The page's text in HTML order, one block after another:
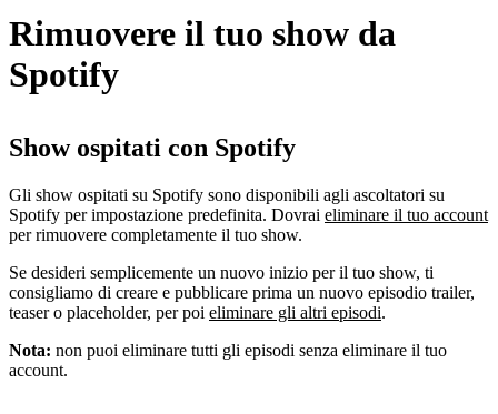
Rimuovere il tuo show da
Spotify
Show ospitati con Spotify
Gli show ospitati su Spotify sono disponibili agli ascoltatori su
Spotify per impostazione predefinita. Dovrai eliminare il tuo account
per rimuovere completamente il tuo show.
Se desideri semplicemente un nuovo inizio per il tuo show, ti
consigliamo di creare e pubblicare prima un nuovo episodio trailer,
teaser o placeholder, per poi eliminare gli altri episodi.
Nota: non puoi eliminare tutti gli episodi senza eliminare il tuo
account.